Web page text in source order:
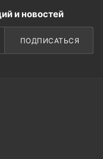
и новостей
ПОДПИСАТЬСЯ